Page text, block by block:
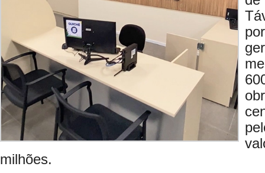
milhões.